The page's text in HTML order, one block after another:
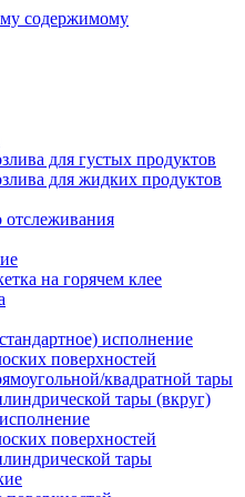
содержимому
для густых продуктов
для жидких продуктов
отслеживания
на горячем клее
исполнение
поверхностей
квадратной тары
тары (вкруг)
поверхностей
тары